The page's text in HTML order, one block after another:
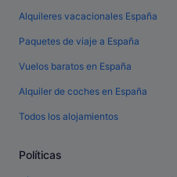
Alquileres vacacionales España
Paquetes de viaje a España
Vuelos baratos en España
Alquiler de coches en España
Todos los alojamientos
Políticas